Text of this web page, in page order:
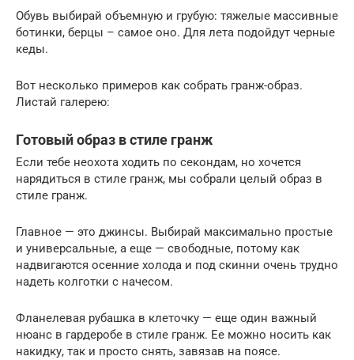
Обувь выбирай объемную и грубую: тяжелые массивные
ботинки, берцы – самое оно. Для лета подойдут черные
кеды.
Вот несколько примеров как собрать гранж-образ.
Листай галерею:
Готовый образ в стиле гранж
Если тебе неохота ходить по секондам, но хочется
нарядиться в стиле гранж, мы собрали целый образ в
стиле гранж.
Главное — это джинсы. Выбирай максимально простые
и универсальные, а еще — свободные, потому как
надвигаются осенние холода и под скинни очень трудно
надеть колготки с начесом.
Фланелевая рубашка в клеточку — еще один важный
нюанс в гардеробе в стиле гранж. Ее можно носить как
накидку, так и просто снять, завязав на поясе.